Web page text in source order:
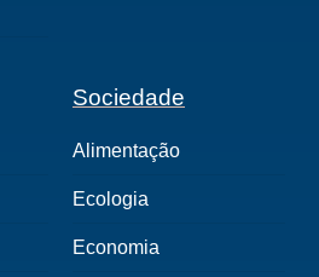
Sociedade
Alimentação
Ecologia
Economia